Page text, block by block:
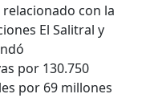
relacionado con la
El Salitral y
por 130.750
por 69 millones